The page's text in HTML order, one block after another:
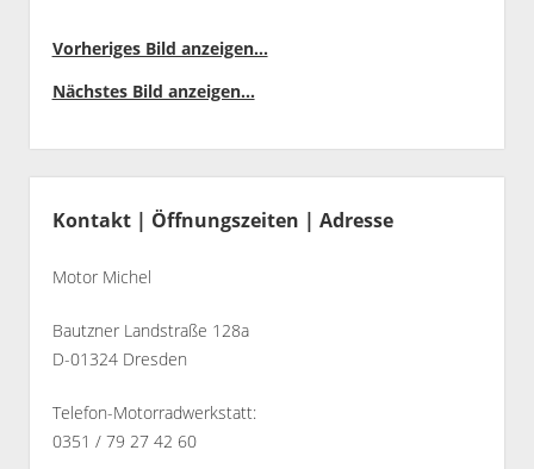
Rennsport
open
Bilder
Vorheriges Bild anzeigen...
Nächstes Bild anzeigen...
Kontakt | Öffnungszeiten | Adresse
Motor Michel
Bautzner Landstraße 128a
D-01324 Dresden
Telefon-Motorradwerkstatt:
0351 / 79 27 42 60